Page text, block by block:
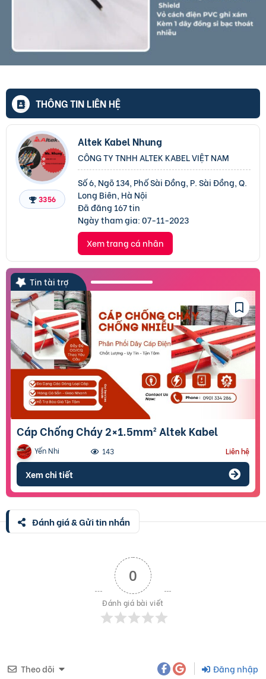
THÔNG TIN LIÊN HỆ
3356
Altek Kabel Nhung
CÔNG TY TNHH ALTEK KABEL VIỆT NAM
Số 6, Ngõ 134, Phố Sài Đồng, P. Sài Đồng, Q.
Long Biên, Hà Nội
Đã đăng 167 tin
Ngày tham gia:07-11-2023
Xem trang cá nhân
Tin tài trợ
Cáp Chống Cháy 2×1.5mm² Altek Kabel
Yến Nhi 143 Liên hệ
Xem chi tiết
Đánh giá & Gửi tin nhắn
0
Đánh giá bài viết
Theo dõi Đăng nhập